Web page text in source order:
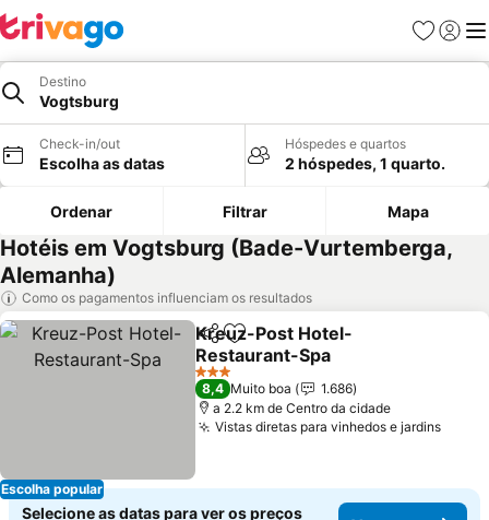
Favoritos
Iniciar
Destino
Vogtsburg
Check-in/out
Escolha as datas
Hóspedes e quartos
2 hóspedes, 1 quarto.
Ordenar Filtrar Mapa
Hotéis em Vogtsburg (Bade-Vurtemberga,
Alemanha)
Como os pagamentos influenciam os resultados
Escolha popular
PartilharAdicionar aos favoritos
Kreuz-Post Hotel-
Restaurant-Spa
Ver preços
3 Estrelas
8,4 Muito boa
1.686
a 2.2 km de Centro da cidade
Vistas diretas para vinhedos e jardinsVer
Selecione as datas para ver os preços